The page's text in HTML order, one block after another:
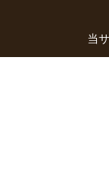
当